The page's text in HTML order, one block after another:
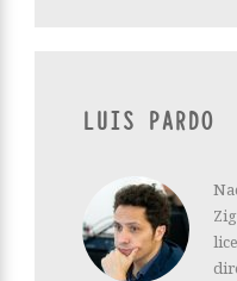
LUIS PARDO